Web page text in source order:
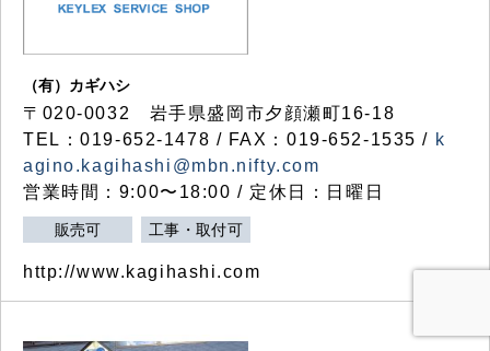
（有）カギハシ
〒020-0032 岩手県盛岡市夕顔瀬町16-18
TEL：019-652-1478 / FAX：019-652-1535 / k
agino.kagihashi@mbn.nifty.com
営業時間：9:00〜18:00 / 定休日：日曜日
販売可 工事・取付可
http://www.kagihashi.com